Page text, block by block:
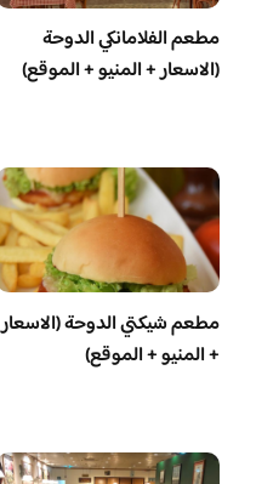
مطعم الفلامانكي الدوحة
(الاسعار + المنيو + الموقع)
مطعم شيكتي الدوحة (الاسعار
+ المنيو + الموقع)